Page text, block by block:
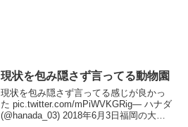
現状を包み隠さず言ってる動物園
現状を包み隠さず言ってる感じが良かっ
た pic.twitter.com/mPiWVKGRig— ハナダ
(@hanada_03) 2018年6月3日福岡の大牟